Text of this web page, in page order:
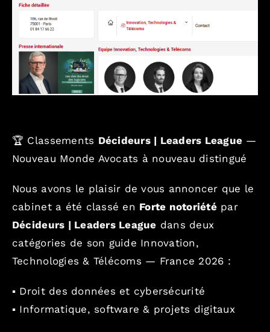
🏆 Classements Décideurs | Leaders League —
Nouveau Monde Avocats à nouveau distingué
Nous avons le plaisir de vous annoncer que le
cabinet a été classé en Forte notoriétépar
Décideurs | Leaders League dans deux
catégories de son guide Innovation,
Technologies & Télécoms — France 2026 :
▪️ Droit des données et cybersécurité
▪️ Informatique, software & projets digitaux